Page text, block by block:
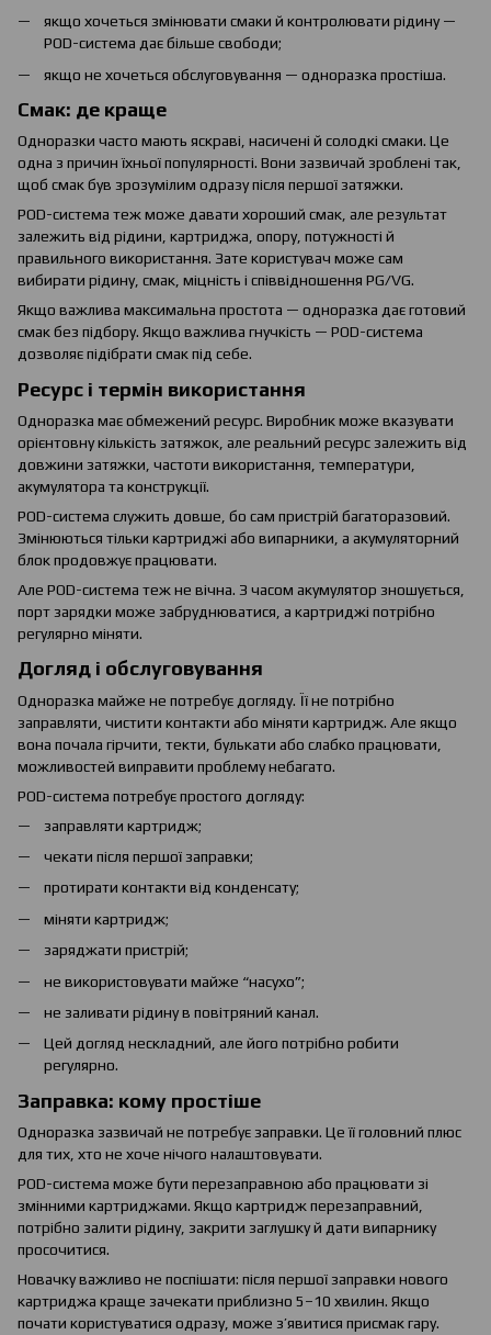
якщо хочеться змінювати смаки й контролювати рідину —
POD-система дає більше свободи;
якщо не хочеться обслуговування — одноразка простіша.
Смак: де краще
Одноразки часто мають яскраві, насичені й солодкі смаки. Це
одна з причин їхньої популярності. Вони зазвичай зроблені так,
щоб смак був зрозумілим одразу після першої затяжки.
POD-система теж може давати хороший смак, але результат
залежить від рідини, картриджа, опору, потужності й
правильного використання. Зате користувач може сам
вибирати рідину, смак, міцність і співвідношення PG/VG.
Якщо важлива максимальна простота — одноразка дає готовий
смак без підбору. Якщо важлива гнучкість — POD-система
дозволяє підібрати смак під себе.
Ресурс і термін використання
Одноразка має обмежений ресурс. Виробник може вказувати
орієнтовну кількість затяжок, але реальний ресурс залежить від
довжини затяжки, частоти використання, температури,
акумулятора та конструкції.
POD-система служить довше, бо сам пристрій багаторазовий.
Змінюються тільки картриджі або випарники, а акумуляторний
блок продовжує працювати.
Але POD-система теж не вічна. З часом акумулятор зношується,
порт зарядки може забруднюватися, а картриджі потрібно
регулярно міняти.
Догляд і обслуговування
Одноразка майже не потребує догляду. Її не потрібно
заправляти, чистити контакти або міняти картридж. Але якщо
вона почала гірчити, текти, булькати або слабко працювати,
можливостей виправити проблему небагато.
POD-система потребує простого догляду:
заправляти картридж;
чекати після першої заправки;
протирати контакти від конденсату;
міняти картридж;
заряджати пристрій;
не використовувати майже “насухо”;
не заливати рідину в повітряний канал.
Цей догляд нескладний, але його потрібно робити
регулярно.
Заправка: кому простіше
Одноразка зазвичай не потребує заправки. Це її головний плюс
для тих, хто не хоче нічого налаштовувати.
POD-система може бути перезаправною або працювати зі
змінними картриджами. Якщо картридж перезаправний,
потрібно залити рідину, закрити заглушку й дати випарнику
просочитися.
Новачку важливо не поспішати: після першої заправки нового
картриджа краще зачекати приблизно 5–10 хвилин. Якщо
почати користуватися одразу, може з’явитися присмак гару.